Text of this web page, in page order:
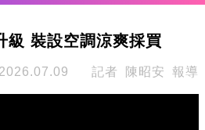
級 裝設空調涼爽採買
2026.07.09 記者 陳昭安 報導